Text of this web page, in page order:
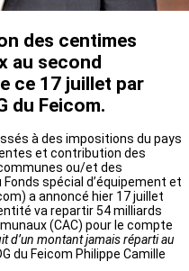
des centimes
au second
ce 17 juillet par
du Feicom.
à des impositions du pays
et contribution des
ou/et des
spécial d’équipement et
a annoncé hier 17 juillet
va repartir 54 milliards
(CAC) pour le compte
d’un montant jamais réparti au
du Feicom Philippe Camille